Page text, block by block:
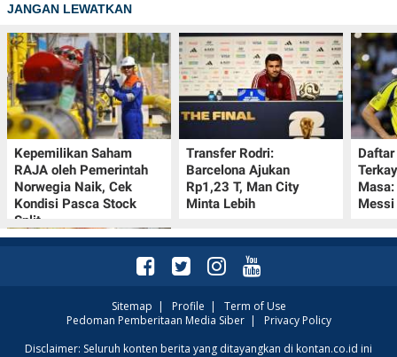
JANGAN LEWATKAN
Kepemilikan Saham
RAJA oleh Pemerintah
Norwegia Naik, Cek
Kondisi Pasca Stock
Split
Transfer Rodri:
Barcelona Ajukan
Rp1,23 T, Man City
Minta Lebih
Messi
Promo Superindo 10–13
Sitemap | Profile | Term of Use
Pedoman Pemberitaan Media Siber| Privacy Policy
Disclaimer: Seluruh konten berita yang ditayangkan di kontan.co.id ini